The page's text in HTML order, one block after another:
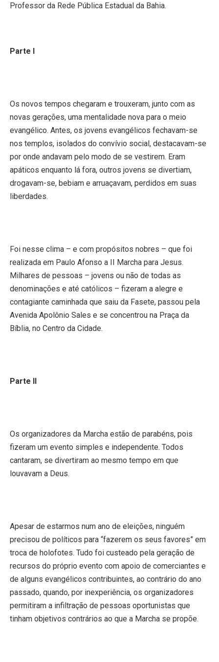
Professor da Rede Pública Estadual da Bahia.
Parte I
Os novos tempos chegaram e trouxeram, junto com as
novas gerações, uma mentalidade nova para o meio
evangélico. Antes, os jovens evangélicos fechavam-se
nos templos, isolados do convívio social, destacavam-se
por onde andavam pelo modo de se vestirem. Eram
apáticos enquanto lá fora, outros jovens se divertiam,
drogavam-se, bebiam e arruaçavam, perdidos em suas
liberdades.
Foi nesse clima – e com propósitos nobres – que foi
realizada em Paulo Afonso a II Marcha para Jesus.
Milhares de pessoas – jovens ou não de todas as
denominações e até católicos – fizeram a alegre e
contagiante caminhada que saiu da Fasete, passou pela
Avenida Apolônio Sales e se concentrou na Praça da
Bíblia, no Centro da Cidade.
Parte II
Os organizadores da Marcha estão de parabéns, pois
fizeram um evento simples e independente. Todos
cantaram, se divertiram ao mesmo tempo em que
louvavam a Deus.
Apesar de estarmos num ano de eleições, ninguém
precisou de políticos para “fazerem os seus favores” em
troca de holofotes. Tudo foi custeado pela geração de
recursos do próprio evento com apoio de comerciantes e
de alguns evangélicos contribuintes, ao contrário do ano
passado, quando, por inexperiência, os organizadores
permitiram a infiltração de pessoas oportunistas que
tinham objetivos contrários ao que a Marcha se propõe.